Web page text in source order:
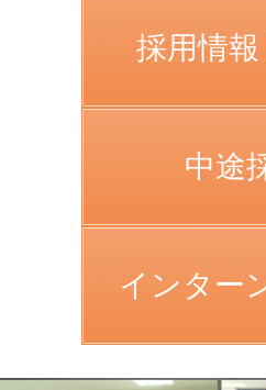
採用情
中途
インター